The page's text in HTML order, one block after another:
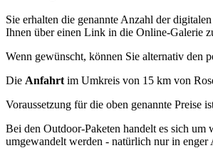
Sie erhalten die genannte Anzahl der
Ihnen über einen Link in die Online-Galerie
Wenn gewünscht, können Sie alternativ den
Die Anfahrt im Umkreis von 15 km von
Voraussetzung für die oben genannte Preise
Bei den Outdoor-Paketen handelt es sich
umgewandelt werden - natürlich nur in